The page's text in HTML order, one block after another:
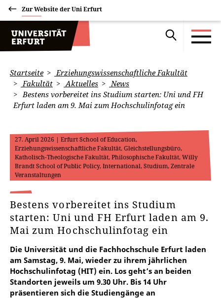
Zur Website der Uni Erfurt
Startseite
Erziehungswissenschaftliche Fakultät
Fakultät
Aktuelles
News
Bestens vorbereitet ins Studium starten: Uni und FH
Erfurt laden am 9. Mai zum Hochschulinfotag ein
27. April 2026 | Erfurt School of Education,
Erziehungswissenschaftliche Fakultät, Gleichstellungsbüro,
Katholisch-Theologische Fakultät, Philosophische Fakultät, Willy
Brandt School of Public Policy, International, Studium, Zentrale
Veranstaltungen
Bestens vorbereitet ins Studium
starten: Uni und FH Erfurt laden am 9.
Mai zum Hochschulinfotag ein
Die Universität und die Fachhochschule Erfurt laden
am Samstag, 9. Mai, wieder zu ihrem jährlichen
Hochschulinfotag (HIT) ein. Los geht’s an beiden
Standorten jeweils um 9.30 Uhr. Bis 14 Uhr
präsentieren sich die Studiengänge an